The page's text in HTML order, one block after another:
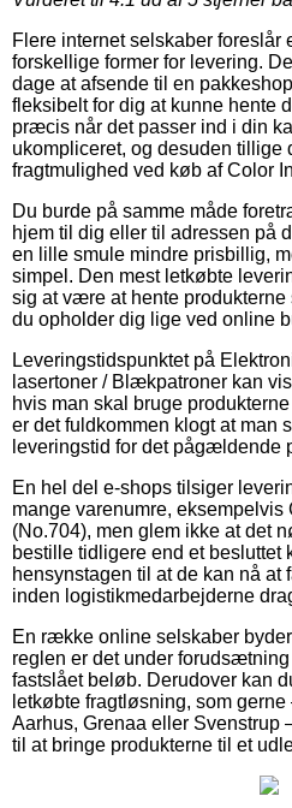
Flere internet selskaber foreslår
forskellige former for levering.
dage at afsende til en
fleksibelt for dig at kunne hente
præcis når det passer ind i din
ukompliceret, og desuden tillige
fragtmulighed ved køb af Color
Du burde på samme måde
hjem til dig eller til adressen på
en lille smule mindre prisbillig,
simpel. Den mest letkøbte
sig at være at hente
du opholder dig lige ved online
Leveringstidspunktet på
lasertoner / Blækpatroner kan
hvis man skal bruge
er det fuldkommen klogt at man
leveringstid for det pågældende
En hel del e-shops tilsiger
mange varenumre, eksempelvis
(No.704), men glem ikke at det
bestille tidligere end et besluttet
hensynstagen til at de kan nå at
inden logistikmedarbejderne
En række online selskaber
reglen er det under
fastslået beløb. Derudover kan
letkøbte fragtløsning, som
Aarhus, Grenaa eller Svenstrup
til at bringe produkterne til et